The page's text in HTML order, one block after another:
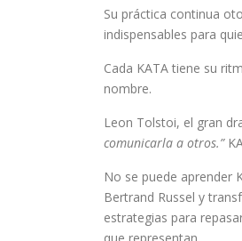
Su práctica continua
indispensables para
Cada KATA tiene su
nombre.
Leon Tolstoi, el gran
comunicarla a otros.”
No se puede aprender
Bertrand Russel y
estrategias para